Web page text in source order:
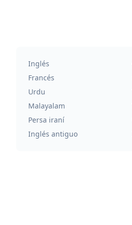
Inglés
Francés
Urdu
Malayalam
Persa iraní
Inglés antiguo